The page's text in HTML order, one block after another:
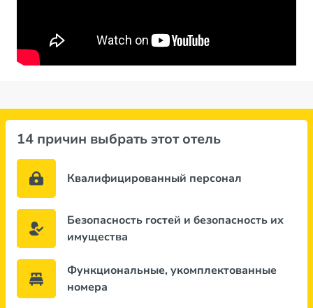
14 причин выбрать этот отель
Квалифицированный персонал
Безопасность гостей и безопасность их
имущества
Функциональные, укомплектованные
номера